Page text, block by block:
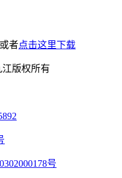
者点击这里下载
江版权所有
号